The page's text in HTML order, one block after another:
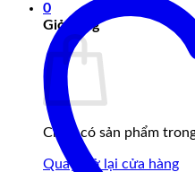
0
Giỏ hàng
Chưa có sản phẩm
Quay trở lại cửa hàng